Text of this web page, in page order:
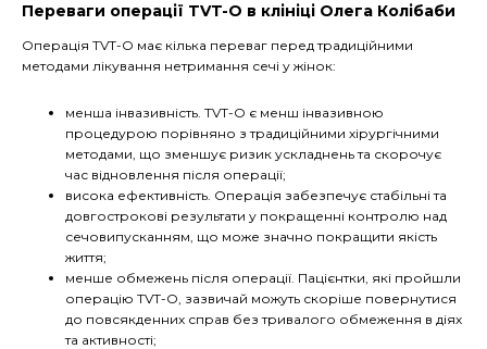
Переваги операції TVT-O в клініці Олега Колібаби
Операція TVT-O має кілька переваг перед традиційними
методами лікування нетримання сечі у жінок:
менша інвазивність. TVT-O є менш інвазивною
процедурою порівняно з традиційними хірургічними
методами, що зменшує ризик ускладнень та скорочує
час відновлення після операції;
висока ефективність. Операція забезпечує стабільні та
довгострокові результати у покращенні контролю над
сечовипусканням, що може значно покращити якість
життя;
менше обмежень після операції. Пацієнтки, які пройшли
операцію TVT-O, зазвичай можуть скоріше повернутися
до повсякденних справ без тривалого обмеження в діях
та активності;